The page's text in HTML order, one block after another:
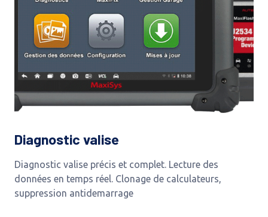
Diagnostic valise
Diagnostic valise précis et complet. Lecture des
données en temps réel. Clonage de calculateurs,
suppression antidemarrage